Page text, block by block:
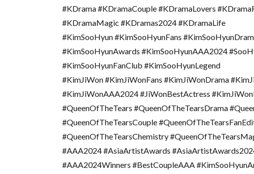
#KDrama #KDramaCouple #KDramaLovers
#KDramaMagic #KDramas2024 #KDramaLife
#KimSooHyun #KimSooHyunFans
#KimSooHyunAwards #KimSooHyunAAA2024
#KimSooHyunFanClub #KimSooHyunLegend
#KimJiWon #KimJiWonFans #KimJiWonDrama
#KimJiWonAAA2024 #JiWonBestActress
#QueenOfTheTears #QueenOfTheTearsDrama
#QueenOfTheTearsCouple
#QueenOfTheTearsChemistry
#AAA2024 #AsiaArtistAwards
#AAA2024Winners #BestCoupleAAA